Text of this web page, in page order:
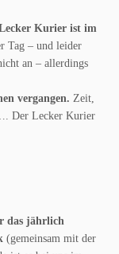
Kurier ist im
Tag – und leider
an – allerdings
vergangen. Zeit,
Der Lecker Kurier
das jährlich
(gemeinsam mit der